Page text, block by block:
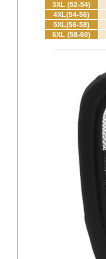
3XL (52-54)
4XL(54-56)
5XL(56-58)
6XL (58-60)